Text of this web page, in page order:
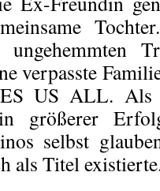
ungehemmten
verpasste
US ALL. Als
größerer
selbst
als Titel